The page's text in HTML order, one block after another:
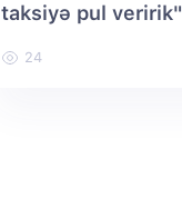
taksiyə pul veririk"
24